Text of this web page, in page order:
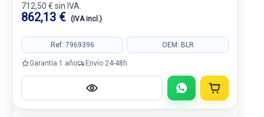
712,50 € sin IVA.
862,13 € (IVA incl.)
Ref: 7969396 OEM: BLR
Garantía 1 año Envío 24-48h